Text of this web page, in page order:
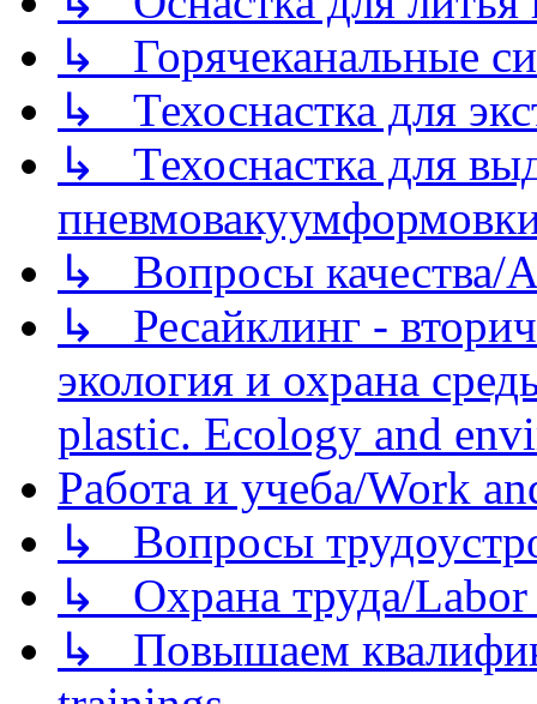
↳ Горячеканальные
↳ Техоснастка для
↳ Техоснастка для
↳ Вопросы качества/
↳ Ресайклинг -
экология и охрана
plastic. Ecology and
Работа и учеба/Work
↳ Вопросы
↳ Охрана труда/Labor
↳ Повышаем